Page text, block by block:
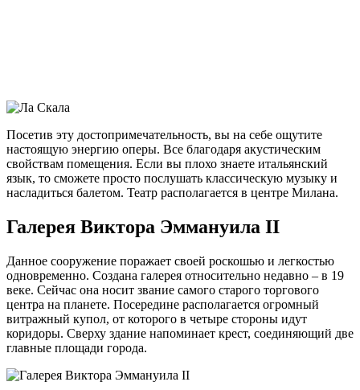
Посетив эту достопримечательность, вы на себе ощутите
настоящую энергию оперы. Все благодаря акустическим
свойствам помещения. Если вы плохо знаете итальянский
язык, то сможете просто послушать классическую музыку и
насладиться балетом. Театр располагается в центре Милана.
Галерея Виктора Эммануила II
Данное сооружение поражает своей роскошью и легкостью
одновременно. Создана галерея относительно недавно – в 19
веке. Сейчас она носит звание самого старого торгового
центра на планете. Посередине располагается огромный
витражный купол, от которого в четыре стороны идут
коридоры. Сверху здание напоминает крест, соединяющий две
главные площади города.